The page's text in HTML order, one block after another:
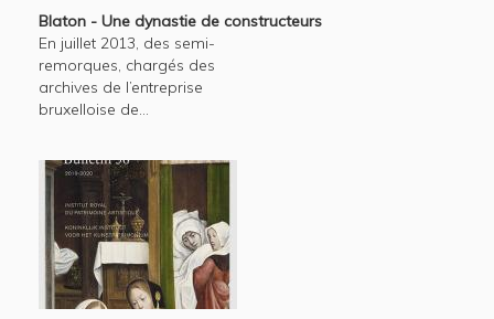
Blaton - Une dynastie de constructeurs
En juillet 2013, des semi-
remorques, chargés des
archives de l’entreprise
bruxelloise de...